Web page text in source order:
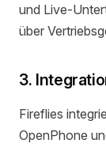
und Live-
über
3.
Fireflies
OpenPhone